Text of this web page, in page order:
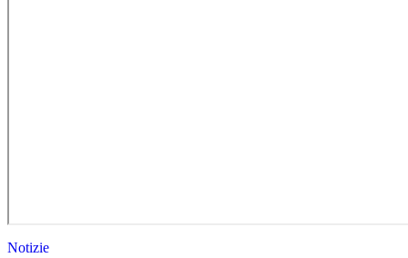
Notizie